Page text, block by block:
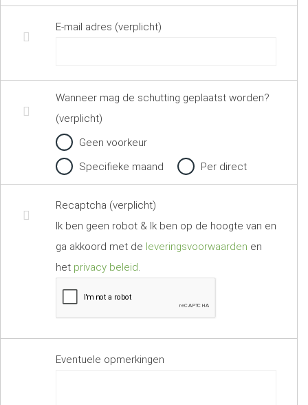
E-mail adres (verplicht)
Wanneer mag de schutting geplaatst worden?
(verplicht)
Geen voorkeur
Specifieke maand
Per direct
Recaptcha (verplicht)
Ik ben geen robot & Ik ben op de hoogte van en
ga akkoord met de leveringsvoorwaarden en
het privacy beleid.
Eventuele opmerkingen